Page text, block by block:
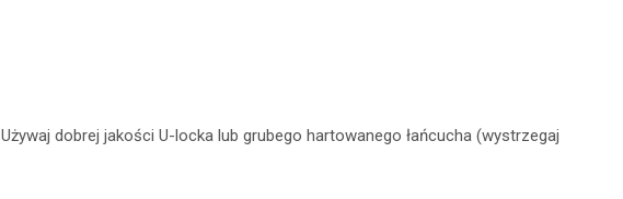
Używaj dobrej jakości U-locka lub grubego hartowanego łańcucha (wystrzegaj